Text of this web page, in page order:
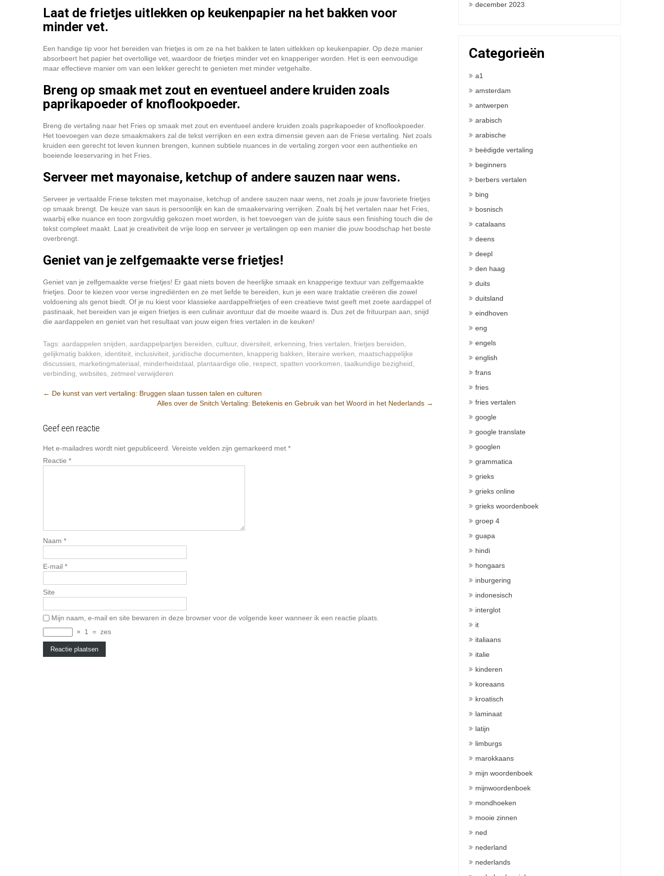
Laat de frietjes uitlekken op keukenpapier na het bakken voor
minder vet.
Een handige tip voor het bereiden van frietjes is om ze na het bakken te laten uitlekken op keukenpapier. Op deze manier
absorbeert het papier het overtollige vet, waardoor de frietjes minder vet en knapperiger worden. Het is een eenvoudige
maar effectieve manier om van een lekker gerecht te genieten met minder vetgehalte.
Breng op smaak met zout en eventueel andere kruiden zoals
paprikapoeder of knoflookpoeder.
Breng de vertaling naar het Fries op smaak met zout en eventueel andere kruiden zoals paprikapoeder of knoflookpoeder.
Het toevoegen van deze smaakmakers zal de tekst verrijken en een extra dimensie geven aan de Friese vertaling. Net zoals
kruiden een gerecht tot leven kunnen brengen, kunnen subtiele nuances in de vertaling zorgen voor een authentieke en
boeiende leeservaring in het Fries.
Serveer met mayonaise, ketchup of andere sauzen naar wens.
Serveer je vertaalde Friese teksten met mayonaise, ketchup of andere sauzen naar wens, net zoals je jouw favoriete frietjes
op smaak brengt. De keuze van saus is persoonlijk en kan de smaakervaring verrijken. Zoals bij het vertalen naar het Fries,
waarbij elke nuance en toon zorgvuldig gekozen moet worden, is het toevoegen van de juiste saus een finishing touch die de
tekst compleet maakt. Laat je creativiteit de vrije loop en serveer je vertalingen op een manier die jouw boodschap het beste
overbrengt.
Geniet van je zelfgemaakte verse frietjes!
Geniet van je zelfgemaakte verse frietjes! Er gaat niets boven de heerlijke smaak en knapperige textuur van zelfgemaakte
frietjes. Door te kiezen voor verse ingrediënten en ze met liefde te bereiden, kun je een ware traktatie creëren die zowel
voldoening als genot biedt. Of je nu kiest voor klassieke aardappelfrietjes of een creatieve twist geeft met zoete aardappel of
pastinaak, het bereiden van je eigen frietjes is een culinair avontuur dat de moeite waard is. Dus zet de frituurpan aan, snijd
die aardappelen en geniet van het resultaat van jouw eigen fries vertalen in de keuken!
Tags: aardappelen snijden aardappelpartjes bereiden cultuur, diversiteit erkenning fries vertalen frietjes bereiden
gelijkmatig bakken
identiteit inclusiviteit juridische documenten knapperig bakken literaire werken
maatschappelijke
discussies marketingmateriaal minderheidstaal plantaardige olie respect spatten voorkomen taalkundige bezigheid
verbinding websites zetmeel verwijderen
Berichtnavigatie
← De kunst van vert vertaling: Bruggen slaan tussen talen en culturen
Alles over de Snitch Vertaling: Betekenis en Gebruik van het Woord in het Nederlands →
Geef een reactie
Het e-mailadres wordt niet gepubliceerd. Vereiste velden zijn gemarkeerd met *
Reactie *
Naam *
E-mail *
Site
Mijn naam, e-mail en site bewaren in deze browser voor de volgende keer wanneer ik een reactie plaats.
×
1 = zes
december 2023
Categorieën
a1
amsterdam
antwerpen
arabisch
arabische
beëdigde vertaling
beginners
berbers vertalen
bing
bosnisch
catalaans
deens
deepl
den haag
duits
duitsland
eindhoven
eng
engels
english
frans
fries
fries vertalen
google
google translate
googlen
grammatica
grieks
grieks online
grieks woordenboek
groep 4
guapa
hindi
hongaars
inburgering
indonesisch
interglot
it
italiaans
italie
kinderen
koreaans
kroatisch
laminaat
latijn
limburgs
marokkaans
mijn woordenboek
mijnwoordenboek
mondhoeken
mooie zinnen
ned
nederland
nederlands